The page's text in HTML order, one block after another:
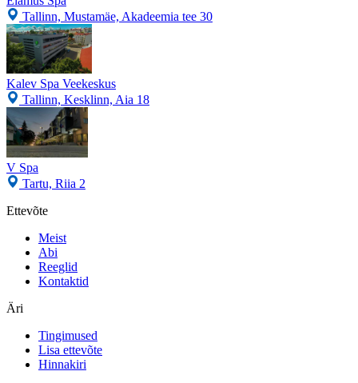
Tallinn, Mustamäe, Akadeemia tee 30
Kalev Spa Veekeskus
Tallinn, Kesklinn, Aia 18
V Spa
Tartu, Riia 2
Ettevõte
Meist
Abi
Reeglid
Kontaktid
Äri
Tingimused
Lisa ettevõte
Hinnakiri